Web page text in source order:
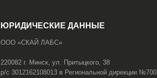
ЮРИДИЧЕСКИЕ ДАННЫЕ
ООО «СКАЙ ЛАБС»
220082 г. Минск, ул. Притыцкого, 38
р/с 3012162108013 в Региональной дирекции №700